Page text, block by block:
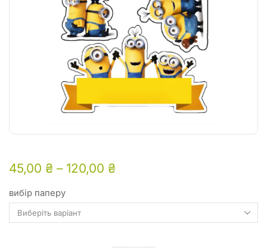
45,00 ₴ – 120,00 ₴
вибір паперу